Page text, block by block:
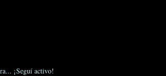
¡Seguí activo!